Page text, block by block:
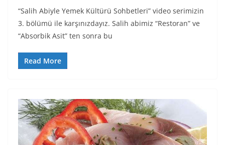
“Salih Abiyle Yemek Kültürü Sohbetleri” video serimizin
3. bölümü ile karşınızdayız. Salih abimiz “Restoran” ve
“Absorbik Asit” ten sonra bu
Read More